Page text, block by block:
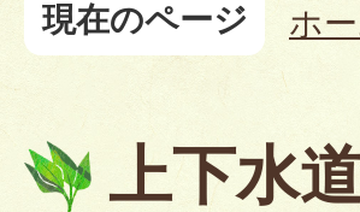
現在のページ ホ
上下水